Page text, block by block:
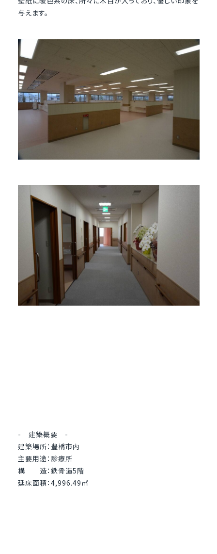
与えます。
- 建築概要 -
建築場所：豊橋市内
主要用途：診療所
構 造：鉄骨造5階
延床面積：4,996.49㎡